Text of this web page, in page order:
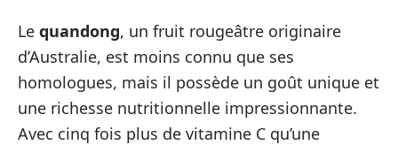
Le quandong, un fruit rougeâtre originaire
d’Australie, est moins connu que ses
homologues, mais il possède un goût unique et
une richesse nutritionnelle impressionnante.
Avec cinq fois plus de vitamine C qu’une